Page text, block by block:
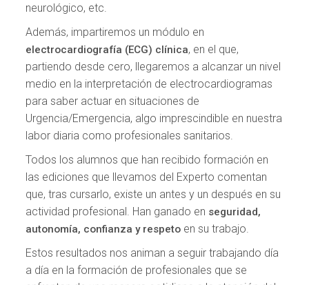
neurológico, etc.
Además, impartiremos un módulo en
electrocardiografía (ECG) clínica, en el que,
partiendo desde cero, llegaremos a alcanzar un nivel
medio en la interpretación de electrocardiogramas
para saber actuar en situaciones de
Urgencia/Emergencia, algo imprescindible en nuestra
labor diaria como profesionales sanitarios.
Todos los alumnos que han recibido formación en
las ediciones que llevamos del Experto comentan
que, tras cursarlo, existe un antes y un después en su
actividad profesional. Han ganado en seguridad,
autonomía, confianza y respeto en su trabajo.
Estos resultados nos animan a seguir trabajando día
a día en la formación de profesionales que se